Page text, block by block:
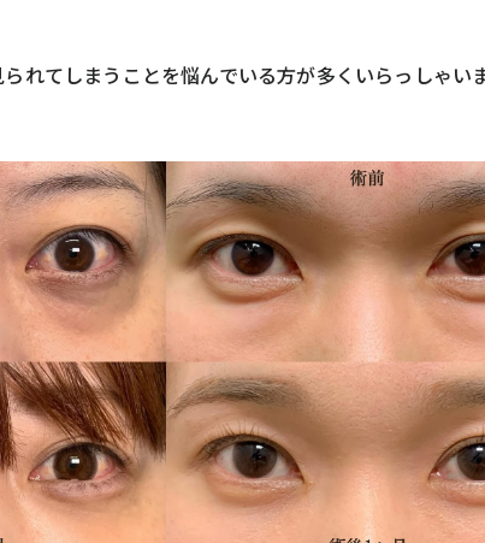
れてしまうことを悩んでいる方が多くいらっしゃい